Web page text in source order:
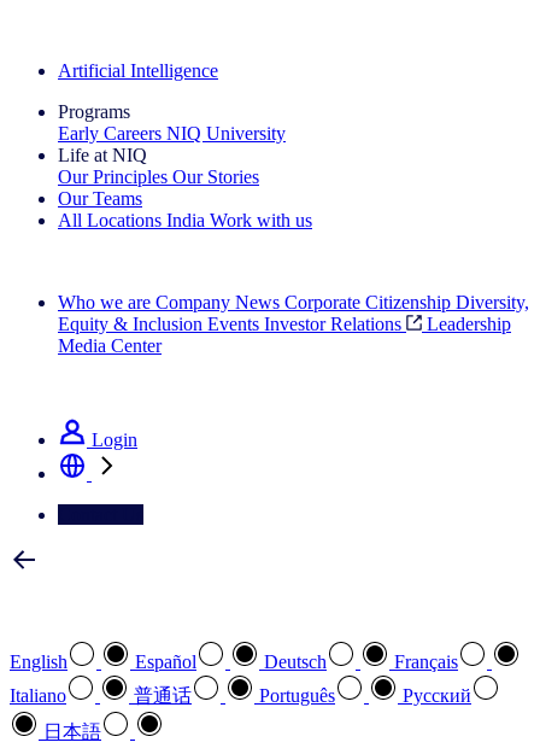
Artificial Intelligence
Programs
Early Careers NIQ University
Life at NIQ
Our Principles Our Stories
Our Teams
All Locations India Work with us
Who we are Company News Corporate Citizenship Diversity,
Equity & Inclusion Events Investor Relations
Leadership
Media Center
Login
English Español Deutsch
Français
Italiano
普通话 Português
Pусский
日本語